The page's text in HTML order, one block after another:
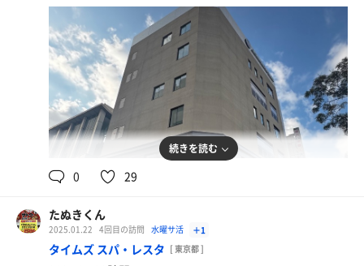
マーボー豆腐定食
スンドゥブ変更＋タルタルソース
続きを読む
0 29
たぬきくん
2025.01.22 4回目の訪問 水曜サ活 ＋1
タイムズ スパ・レスタ [ 東京都 ]